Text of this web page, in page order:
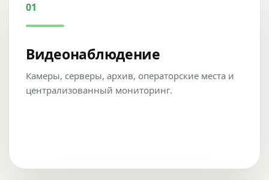
01
Видеонаблюдение
Камеры, серверы, архив, операторские места и
централизованный мониторинг.